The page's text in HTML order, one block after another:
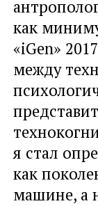
как
«iGen»
между
я стал
как
машине, а